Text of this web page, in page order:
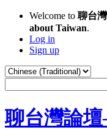
Welcome to 聊台
about Taiwan.
Log in
Sign up
聊台灣論